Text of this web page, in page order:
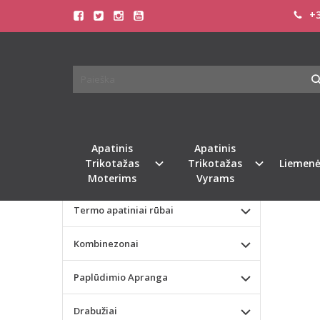
Apatinis
Trikotažas
Moterims
Apatinis
Trikotažas
Vyrams
LEG
Valentino dienos dovana
Liemenėlės
Termo apatiniai rūbai
Kombinezonai
Paplūdimio Apranga
Drabužiai